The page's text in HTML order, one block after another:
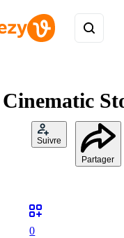
Cinematic
Suivre
Partager
0